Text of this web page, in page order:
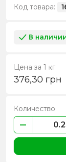
Код товара:
В
Цена за 1 кг
376,30 грн
Количество